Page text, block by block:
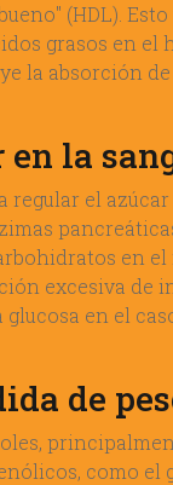
(HDL).
grasos en el
la absorción
en la
el
en
excesiva de
en el
de
como el